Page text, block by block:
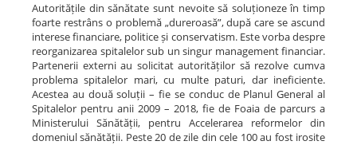
Autoritățile din sănătate sunt nevoite să soluționeze în timp
foarte restrâns o problemă „dureroasă”, după care se ascund
interese financiare, politice și conservatism. Este vorba despre
reorganizarea spitalelor sub un singur management financiar.
Partenerii externi au solicitat autorităților să rezolve cumva
problema spitalelor mari, cu multe paturi, dar ineficiente.
Acestea au două soluții – fie se conduc de Planul General al
Spitalelor pentru anii 2009 – 2018, fie de Foaia de parcurs a
Ministerului Sănătății, pentru Accelerarea reformelor din
domeniul sănătății. Peste 20 de zile din cele 100 au fost irosite